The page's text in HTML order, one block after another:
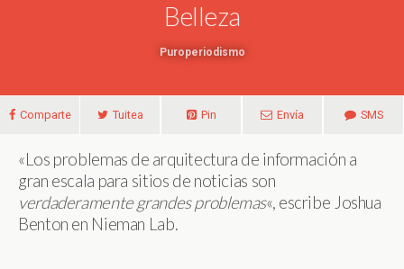
Belleza
Puroperiodismo
Comparte Tuitea Pin Envía SMS
«Los problemas de arquitectura de información a
gran escala para sitios de noticias son
verdaderamente grandes problemas«, escribe Joshua
Benton en Nieman Lab.